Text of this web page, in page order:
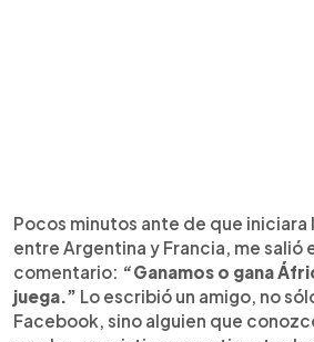
Pocos minutos ante de que iniciara
entre Argentina y Francia, me salió
comentario: “Ganamos o gana
juega.” Lo escribió un amigo, no
Facebook, sino alguien que